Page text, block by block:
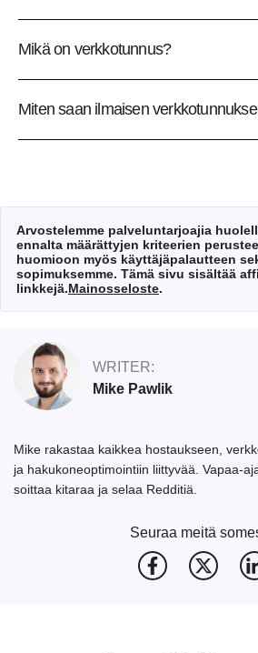
Mikä on verkkotunnus?
Miten saan ilmaisen
Arvostelemme palveluntarjoajia
ennalta määrättyjen kriteerien
huomioon myös käyttäjäpalautteen
sopimuksemme. Tämä sivu sisältää
linkkejä.Mainosseloste.
WRITER:
Mike Pawlik
Mike rakastaa kaikkea hostaukseen,
ja hakukoneoptimointiin liittyvää. Vapaa-
soittaa kitaraa ja selaa Redditiä.
Seuraa meitä